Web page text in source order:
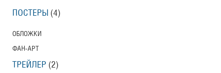
ПОСТЕРЫ (4)
ОБЛОЖКИ
ФАН-АРТ
ТРЕЙЛЕР (2)